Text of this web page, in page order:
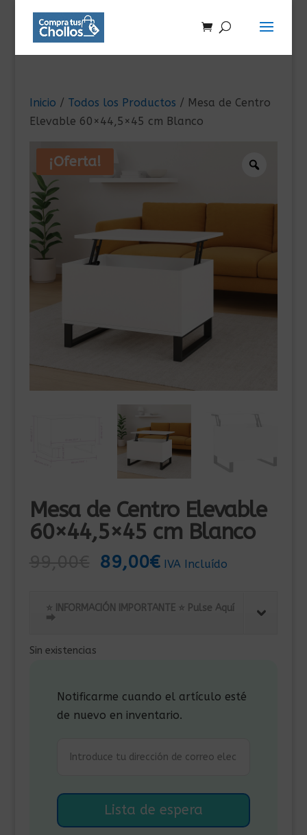
Inicio / Todos los Productos / Mesa de Centro
Elevable 60×44,5×45 cm Blanco
¡Oferta!
Mesa de Centro Elevable
60×44,5×45 cm Blanco
El
original
era:
89,00€El
actual
es:
IVA Incluído
⭐ INFORMACIÓN IMPORTANTE ⭐ Pulse Aquí
⮕
Sin existencias
Notificarme cuando el artículo esté
de nuevo en inventario.